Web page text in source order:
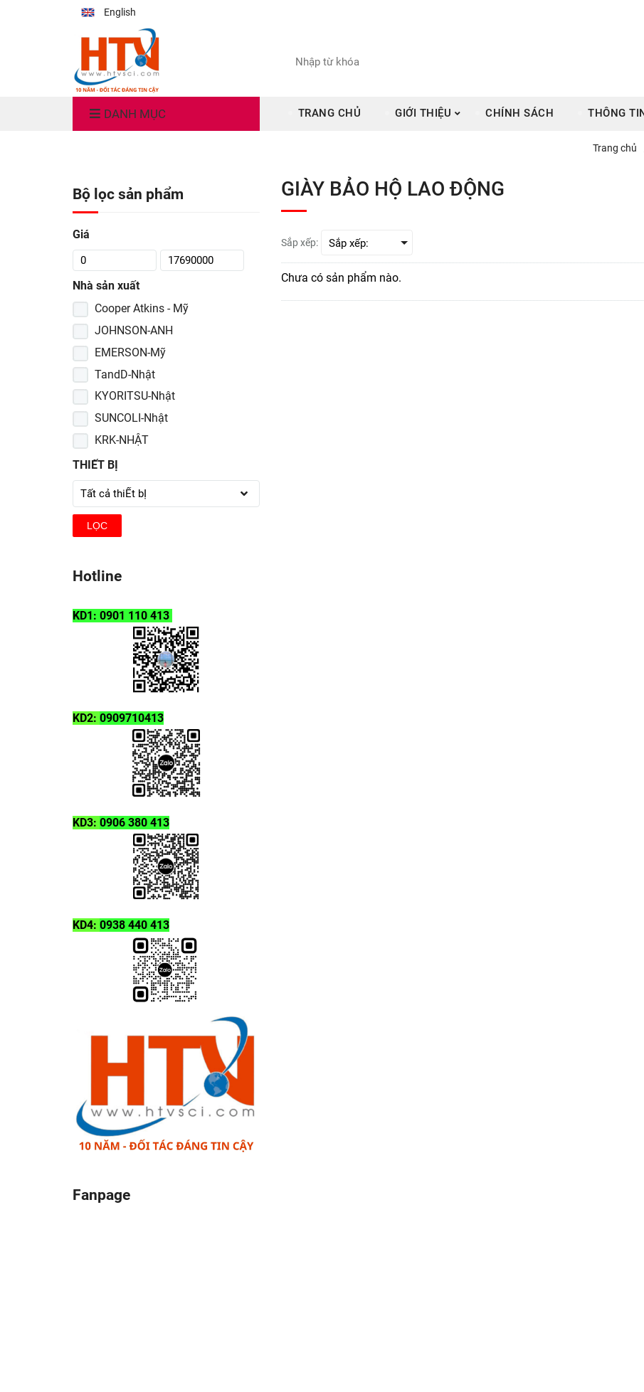
English
DANH MỤC TRANG CHỦ GIỚI THIỆU CHÍNH SÁCH THÔNG
Trang chủ
GIÀY BẢO HỘ LAO ĐỘNG
Sắp xếp:
Chưa có sản phẩm nào.
Bộ lọc sản phẩm
Giá
Nhà sản xuất
Cooper Atkins - Mỹ
JOHNSON-ANH
EMERSON-Mỹ
TandD-Nhật
KYORITSU-Nhật
SUNCOLI-Nhật
KRK-NHẬT
3M
KOCOUR-MỸ
LAKELAND-Mỹ
Dupont - Mỹ
Merck - Đức
ADVANTEC- Nhật
AS ONE
SERIMA
KIKKOMAN
THIẾT BỊ
LỌC
Hotline
KD1: 0901 110 413
KD2: 0909710413
KD3: 0906 380 413
KD4: 0938 440 413
Fanpage